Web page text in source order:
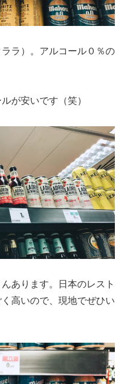
ラ）。アルコール０％の
が安いです（笑）
あります。日本のレスト
高いので、現地でぜひい